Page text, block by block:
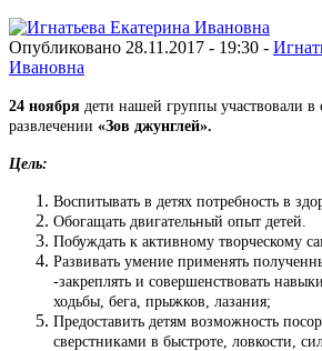
Опубликовано 28.11.2017 - 19:30 -
Ивановна
24 ноября дети нашей группы участвовали в
развлечении «Зов джунглей».
Цель:
Воспитывать в детях потребность в
Обогащать двигательный опыт детей.
Побуждать к активному творческому
Развивать умение применять
-закреплять и совершенствовать
ходьбы, бега, прыжков, лазания;
Предоставить детям возможность
сверстниками в быстроте, ловкости,